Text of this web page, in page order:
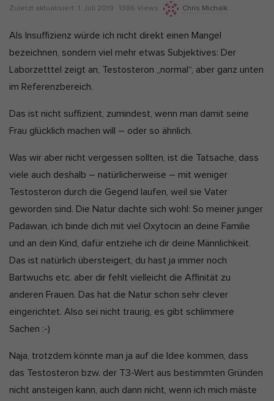
l
i
s
Zuletzt aktualisiert: Z
l
e
t
z
t
u
a
l
1. Juli 2019 1386 Views Chris Michalk
Als Insuffizienz würde ich nicht direkt einen Mangel
bezeichnen, sondern viel mehr etwas Subjektives: Der
Laborzetttel zeigt an, Testosteron „normal“, aber ganz unten
im Referenzbereich.
Das ist nicht suffizient, zumindest, wenn man damit seine
Frau glücklich machen will – oder so ähnlich.
Was wir aber nicht vergessen sollten, ist die Tatsache, dass
viele auch deshalb – natürlicherweise – mit weniger
Testosteron durch die Gegend laufen, weil sie Vater
geworden sind. Die Natur dachte sich wohl: So meiner junger
Padawan, ich binde dich mit viel Oxytocin an deine Familie
und an dein Kind, dafür entziehe ich dir deine Männlichkeit.
Das ist natürlich übersteigert, du hast ja immer noch
Bartwuchs etc. aber dir fehlt vielleicht die Affinität zu
anderen Frauen. Das hat die Natur schon sehr clever
eingerichtet. Also sei nicht traurig, es gibt schlimmere
Sachen :-)
Naja, trotzdem könnte man ja auf die Idee kommen, dass
das Testosteron bzw. der T3-Wert aus bestimmten Gründen
nicht ansteigen kann, auch dann nicht, wenn ich mich mäste
Alle akzeptieren Auswahl verwenden
Zurück
Datenschutzeinstellungen
Essenziell (7)
Essenzielle Cookies ermöglichen grundlegende Funktionen und sind
erforderlich.
Anonyme Statistiken (1)
Statistik-Cookies erfassen Informationen anonym. Diese
Informationen helfen uns zu verstehen, wie unsere Besucher unsere
Website nutzen. Wenn wir wissen, welche Seiten beliebter sind,
können wir unser Angebot besser auf unsere Besucher abstimmen.
Cookie-Informationen anzeigen
Marketing-Cookies werden von Drittanbietern oder Publishern
indem sie Besucher über Websites hinweg verfolgen.
Externe Medien (2)
Inhalte von Videoplattformen und Social-Media-Plattformen werden
standardmäßig blockiert. Wenn Cookies von externen Medien
akzeptiert werden, bedarf der Zugriff auf diese Inhalte keiner